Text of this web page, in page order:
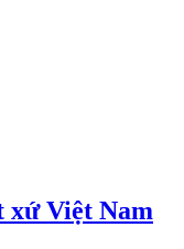
xứ Việt Nam